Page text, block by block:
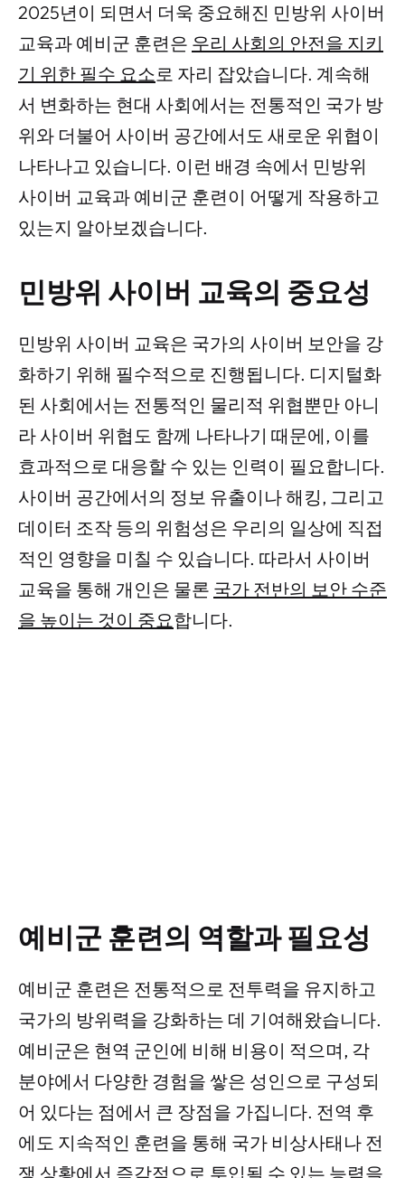
2025년이 되면서 더욱 중요해진 민방위 사이버
교육과 예비군 훈련은 우리 사회의 안전을 지키
기 위한 필수 요소로 자리 잡았습니다. 계속해
서 변화하는 현대 사회에서는 전통적인 국가 방
위와 더불어 사이버 공간에서도 새로운 위협이
나타나고 있습니다. 이런 배경 속에서 민방위
사이버 교육과 예비군 훈련이 어떻게 작용하고
있는지 알아보겠습니다.
민방위 사이버 교육의 중요성
민방위 사이버 교육은 국가의 사이버 보안을 강
화하기 위해 필수적으로 진행됩니다. 디지털화
된 사회에서는 전통적인 물리적 위협뿐만 아니
라 사이버 위협도 함께 나타나기 때문에, 이를
효과적으로 대응할 수 있는 인력이 필요합니다.
사이버 공간에서의 정보 유출이나 해킹, 그리고
데이터 조작 등의 위험성은 우리의 일상에 직접
적인 영향을 미칠 수 있습니다. 따라서 사이버
교육을 통해 개인은 물론 국가 전반의 보안 수준
을 높이는 것이 중요합니다.
예비군 훈련의 역할과 필요성
예비군 훈련은 전통적으로 전투력을 유지하고
국가의 방위력을 강화하는 데 기여해왔습니다.
예비군은 현역 군인에 비해 비용이 적으며, 각
분야에서 다양한 경험을 쌓은 성인으로 구성되
어 있다는 점에서 큰 장점을 가집니다. 전역 후
에도 지속적인 훈련을 통해 국가 비상사태나 전
쟁 상황에서 즉각적으로 투입될 수 있는 능력을